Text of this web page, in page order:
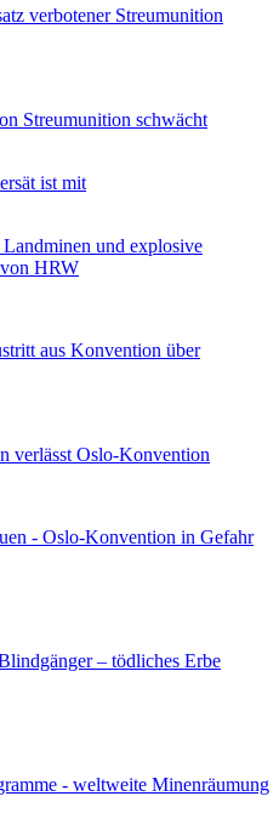
verbotener Streumunition
Streumunition schwächt
und explosive
HRW
aus Konvention über
verlässt Oslo-Konvention
- Oslo-Konvention in Gefahr
– tödliches Erbe
- weltweite Minenräumung